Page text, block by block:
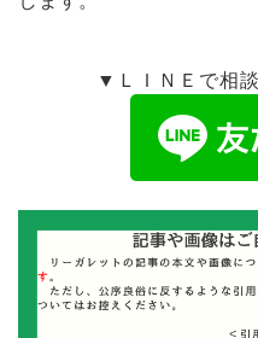
▼ＬＩＮＥで相